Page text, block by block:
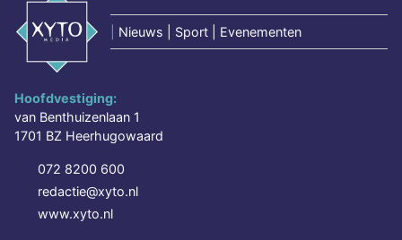
Nieuws | Sport | Evenementen
Hoofdvestiging:
van Benthuizenlaan 1
1701 BZ Heerhugowaard
072 8200 600
redactie@xyto.nl
www.xyto.nl